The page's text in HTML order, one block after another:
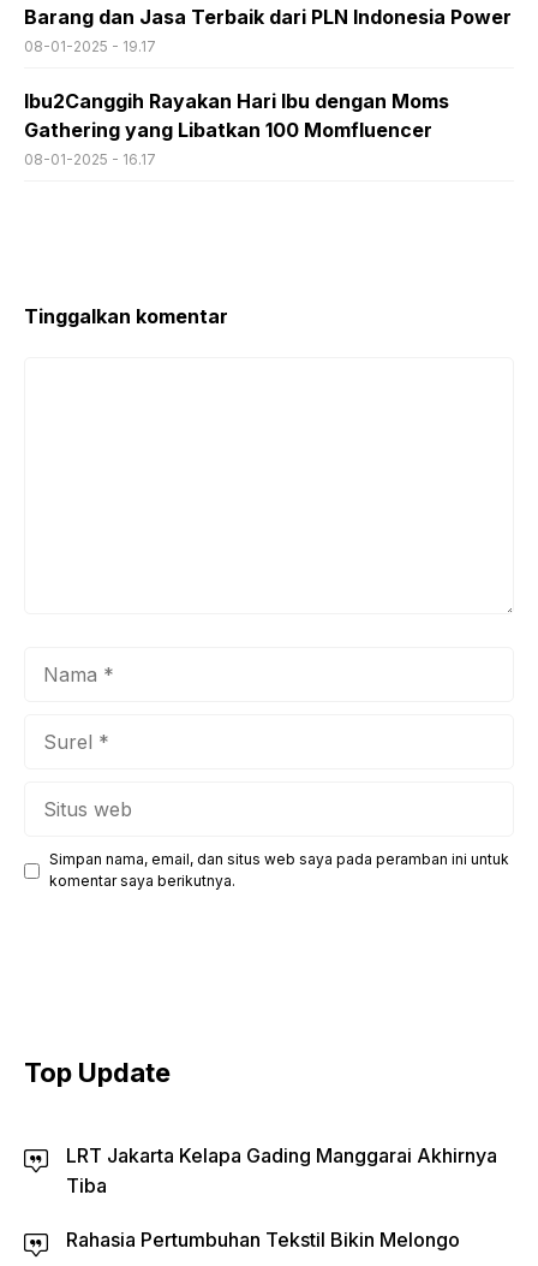
Barang dan Jasa Terbaik dari PLN Indonesia Power
08-01-2025 - 19.17
Ibu2Canggih Rayakan Hari Ibu dengan Moms
Gathering yang Libatkan 100 Momfluencer
08-01-2025 - 16.17
Tinggalkan komentar
Simpan nama, email, dan situs web saya pada peramban ini untuk
komentar saya berikutnya.
Top Update
LRT Jakarta Kelapa Gading Manggarai Akhirnya
Tiba
Rahasia Pertumbuhan Tekstil Bikin Melongo